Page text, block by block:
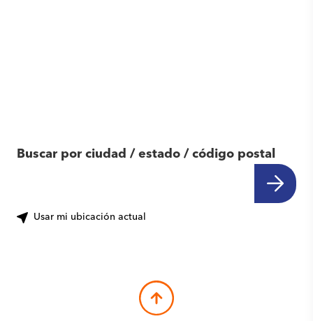
Buscar por ciudad / estado / código postal
Usar mi ubicación actual